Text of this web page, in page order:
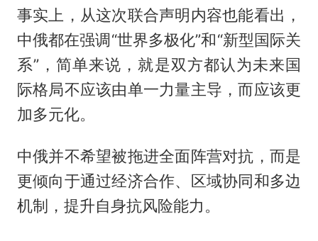
事实上，从这次联合声明内容也能看出，
中俄都在强调“世界多极化”和“新型国际关
系”，简单来说，就是双方都认为未来国
际格局不应该由单一力量主导，而应该更
加多元化。
中俄并不希望被拖进全面阵营对抗，而是
更倾向于通过经济合作、区域协同和多边
机制，提升自身抗风险能力。